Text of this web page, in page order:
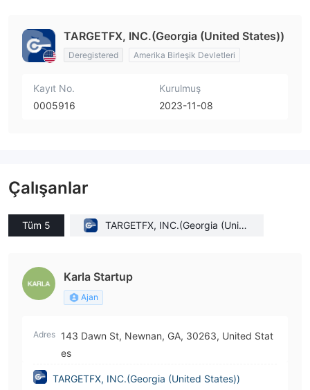
TARGETFX, INC.(Georgia (United States))
Deregistered Amerika Birleşik Devletleri
Kayıt No.
0005916
Kurulmuş
2023-11-08
Çalışanlar
Tüm 5
TARGETFX, INC.(Georgia (Unite
Karla Startup
Ajan
Adres 143 Dawn St, Newnan, GA, 30263, United Stat
es
TARGETFX, INC.(Georgia (United States))